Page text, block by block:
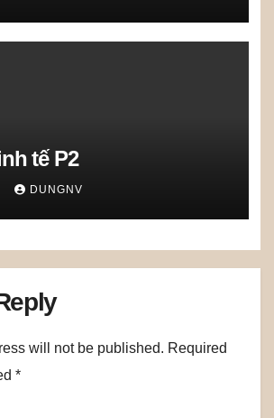
tế P2
DUNGNV
will not be published. Required
*